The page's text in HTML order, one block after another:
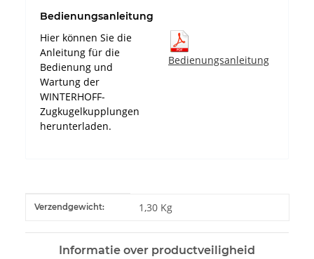
Bedienungsanleitung
Hier können Sie die
Anleitung für die
Bedienung und
Wartung der
WINTERHOFF-
Zugkugelkupplungen
herunterladen.
Bedienungsanleitung
#productDetails.itemInformation#
#productDetails.itemValue#
Verzendgewicht: 1,30 Kg
Informatie over productveiligheid